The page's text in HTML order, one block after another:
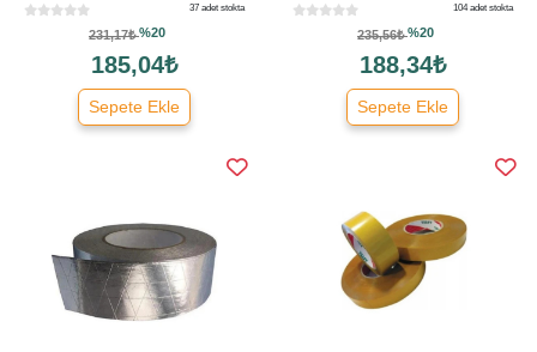
37 adet stokta
231,17₺%20
185,04₺
Sepete Ekle
104 adet stokta
235,56₺%20
188,34₺
Sepete Ekle